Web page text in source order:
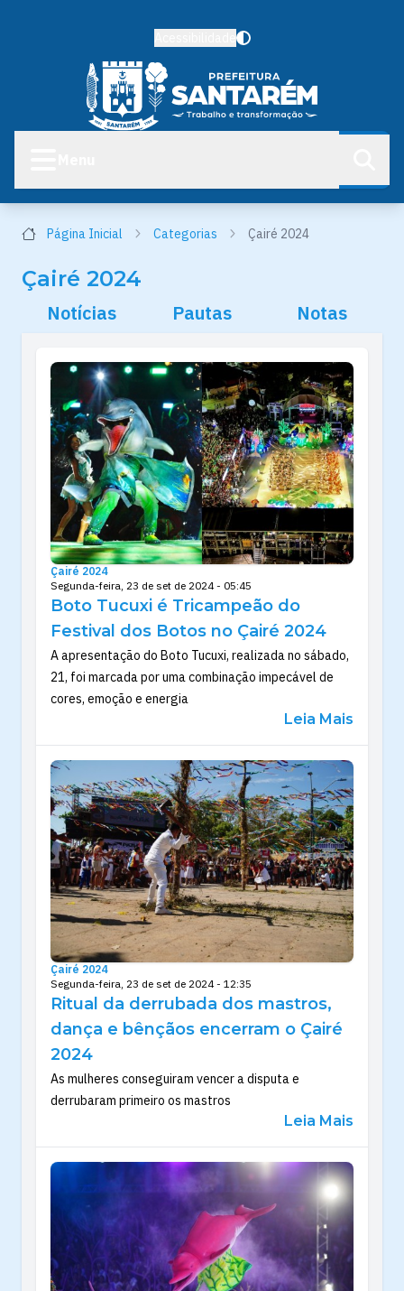
Página Inicial Categorias Çairé 2024
Çairé 2024
Notícias Pautas Notas
Çairé 2024
Segunda-feira, 23 de set de 2024 - 05:45
Boto Tucuxi é Tricampeão do
Festival dos Botos no Çairé 2024
A apresentação do Boto Tucuxi, realizada no sábado,
21, foi marcada por uma combinação impecável de
cores, emoção e energia
Leia Mais
Çairé 2024
Segunda-feira, 23 de set de 2024 - 12:35
Ritual da derrubada dos mastros,
dança e bênçãos encerram o Çairé
2024
As mulheres conseguiram vencer a disputa e
derrubaram primeiro os mastros
Leia Mais